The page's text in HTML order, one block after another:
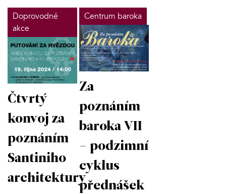
Doprovodné
akce
Čtvrtý
konvoj za
poznáním
Santiniho
architektury
Centrum baroka
Za
poznáním
baroka VII
- podzimní
cyklus
přednášek